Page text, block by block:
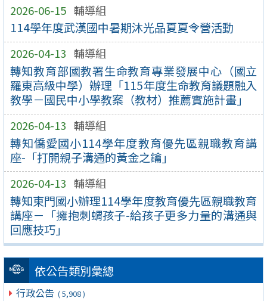
2026-06-15 輔導組
114學年度武漢國中暑期沐光品夏夏令營活動
2026-04-13 輔導組
轉知教育部國教署生命教育專業發展中心（國立
羅東高級中學）辦理「115年度生命教育議題融入
教學－國民中小學教案（教材）推薦實施計畫」
2026-04-13 輔導組
轉知僑愛國小114學年度教育優先區親職教育講
座-「打開親子溝通的黃金之鑰」
2026-04-13 輔導組
轉知東門國小辦理114學年度教育優先區親職教育
講座－「擁抱刺蝟孩子-給孩子更多力量的溝通與
回應技巧」
依公告類別彙總
行政公告 ( 5,908 )